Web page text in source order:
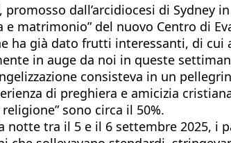
promosso dall’arcidiocesi di
matrimonio” del nuovo Centro di
ha già dato frutti interessanti, di cui
in auge da noi in queste
consisteva in un
di preghiera e amicizia
sono circa il 50%.
notte tra il 5 e il 6 settembre 2025,